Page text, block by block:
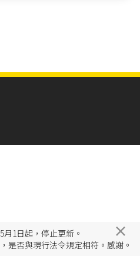
月1日起，停止更新。
是否與現行法令規定相符。感謝。
×